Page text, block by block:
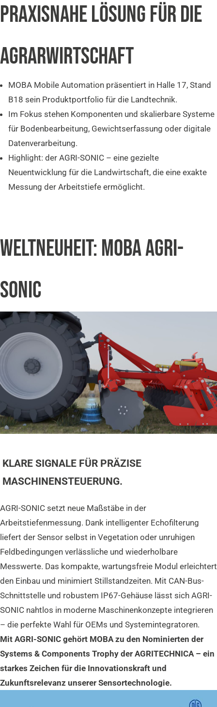
PRAXISNAHE LÖSUNG FÜR DIE
AGRARWIRTSCHAFT
MOBA Mobile Automation präsentiert in Halle 17, Stand
B18 sein Produktportfolio für die Landtechnik.
Im Fokus stehen Komponenten und skalierbare Systeme
für Bodenbearbeitung, Gewichtserfassung oder digitale
Datenverarbeitung.
Highlight: der AGRI-SONIC – eine gezielte
Neuentwicklung für die Landwirtschaft, die eine exakte
Messung der Arbeitstiefe ermöglicht.
WELTNEUHEIT: MOBA AGRI-
SONIC
KLARE SIGNALE FÜR PRÄZISE
MASCHINENSTEUERUNG.
AGRI-SONIC setzt neue Maßstäbe in der
Arbeitstiefenmessung. Dank intelligenter Echofilterung
liefert der Sensor selbst in Vegetation oder unruhigen
Feldbedingungen verlässliche und wiederholbare
Messwerte. Das kompakte, wartungsfreie Modul erleichtert
den Einbau und minimiert Stillstandzeiten. Mit CAN-Bus-
Schnittstelle und robustem IP67-Gehäuse lässt sich AGRI-
SONIC nahtlos in moderne Maschinenkonzepte integrieren
– die perfekte Wahl für OEMs und Systemintegratoren.
Mit AGRI-SONIC gehört MOBA zu den Nominierten der
Systems & Components Trophy der AGRITECHNICA – ein
starkes Zeichen für die Innovationskraft und
Zukunftsrelevanz unserer Sensortechnologie.